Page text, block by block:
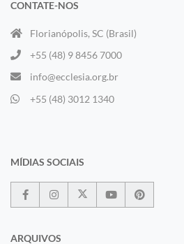
CONTATE-NOS
Florianópolis, SC (Brasil)
+55 (48) 9 8456 7000
info@ecclesia.org.br
+55 (48) 3012 1340
MÍDIAS SOCIAIS
ARQUIVOS